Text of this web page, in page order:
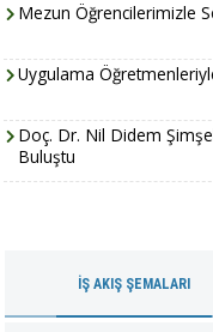
Mezun Öğrencilerimizle
Uygulama
Doç. Dr. Nil Didem
Buluştu
İŞ AKIŞ ŞEMALARI